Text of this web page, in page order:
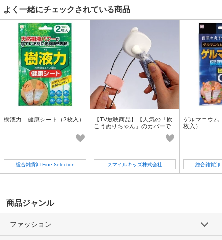
よく一緒にチェックされている商品
樹液力 健康シート（2枚入）
総合雑貨卸 Fine Selection
【TV放映商品】【人気の「軟
こうぬりちゃん」のカバーで
す】軟こうぬりちゃん専用取
スマイルキッズ株式会社
ゲルマニウ
枚入）
総合雑貨卸
商品ジャンル
ファッション